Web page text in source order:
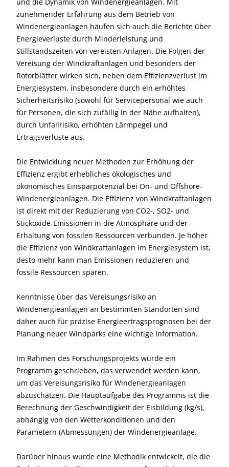
zunehmender Erfahrung aus dem Betrieb von
Windenergieanlagen häufen sich auch die Berichte über
Energieverluste durch Minderleistung und
Stillstandszeiten von vereisten Anlagen. Die Folgen der
Vereisung der Windkraftanlagen und besonders der
Rotorblätter wirken sich, neben dem Effizienzverlust im
Energiesystem, insbesondere durch ein erhöhtes
Sicherheitsrisiko (sowohl für Servicepersonal wie auch
für Personen, die sich zufällig in der Nähe aufhalten),
durch Unfallrisiko, erhöhten Lärmpegel und
Ertragsverluste aus.
Die Entwicklung neuer Methoden zur Erhöhung der
Effizienz ergibt erhebliches ökologisches und
ökonomisches Einsparpotenzial bei On- und Offshore-
Windenergieanlagen. Die Effizienz von Windkraftanlagen
ist direkt mit der Reduzierung von CO2-, SO2- und
Stickoxide-Emissionen in die Atmosphäre und der
Erhaltung von fossilen Ressourcen verbunden. Je höher
die Effizienz von Windkraftanlagen im Energiesystem ist,
desto mehr kann man Emissionen reduzieren und
fossile Ressourcen sparen.
Kenntnisse über das Vereisungsrisiko an
Windenergieanlagen an bestimmten Standorten sind
daher auch für präzise Energieertragsprognosen bei der
Planung neuer Windparks eine wichtige Information.
Im Rahmen des Forschungsprojekts wurde ein
Programm geschrieben, das verwendet werden kann,
um das Vereisungsrisiko für Windenergieanlagen
abzuschätzen. Die Hauptaufgabe des Programms ist die
Berechnung der Geschwindigkeit der Eisbildung (kg/s),
abhängig von den Wetterkonditionen und den
Parametern (Abmessungen) der Windenergieanlage.
Darüber hinaus wurde eine Methodik entwickelt, die die